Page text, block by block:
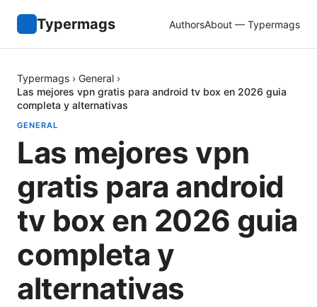
Typermags AuthorsAbout — Typermags
Typermags › General ›
Las mejores vpn gratis para android tv box en 2026 guia
completa y alternativas
GENERAL
Las mejores vpn
gratis para android
tv box en 2026 guia
completa y
alternativas